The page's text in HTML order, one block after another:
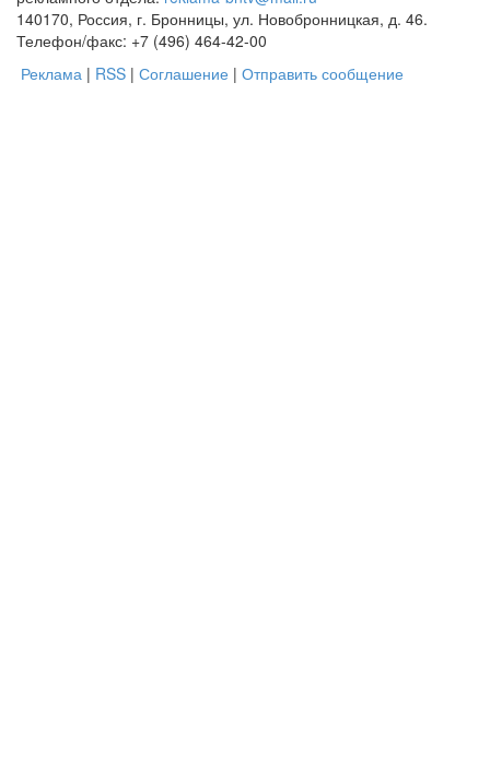
140170, Россия, г. Бронницы, ул. Новобронницкая, д. 46.
Телефон/факс: +7 (496) 464-42-00
Реклама | RSS | Соглашение | Отправить сообщение